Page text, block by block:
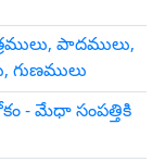
పాదములు,
గుణములు
- మేధా సంపత్తికి